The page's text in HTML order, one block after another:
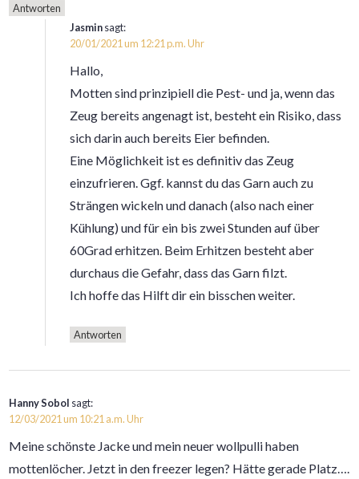
Antworten
Jasminsagt:
20/01/2021 um 12:21 p.m. Uhr
Hallo,
Motten sind prinzipiell die Pest- und ja, wenn das
Zeug bereits angenagt ist, besteht ein Risiko, dass
sich darin auch bereits Eier befinden.
Eine Möglichkeit ist es definitiv das Zeug
einzufrieren. Ggf. kannst du das Garn auch zu
Strängen wickeln und danach (also nach einer
Kühlung) und für ein bis zwei Stunden auf über
60Grad erhitzen. Beim Erhitzen besteht aber
durchaus die Gefahr, dass das Garn filzt.
Ich hoffe das Hilft dir ein bisschen weiter.
Antworten
Hanny Sobol sagt:
12/03/2021 um 10:21 a.m. Uhr
Meine schönste Jacke und mein neuer wollpulli haben
mottenlöcher. Jetzt in den freezer legen? Hätte gerade Platz….